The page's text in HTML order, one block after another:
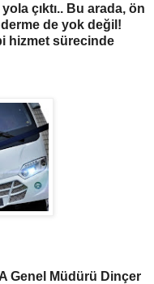
çıktı.. Bu arada, ön
de yok değil!
hizmet sürecinde
Genel Müdürü Dinçer